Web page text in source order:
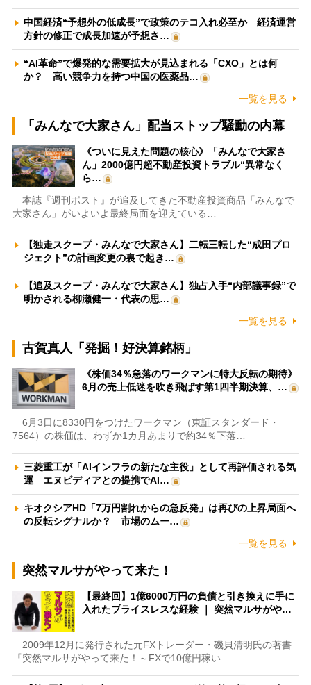
中国経済“予想外の低成長”で政策のテコ入れ必至か 経済運営
方針の修正で成長加速が予想さ…
“AI革命”で爆発的な需要拡大が見込まれる「CXO」とは何
か？ 高い競争力を持つ中国の医薬品…
一覧を見る
「みんなで大家さん」配当ストップ騒動の内幕
《ついに見えた問題の核心》「みんなで大家さ
ん」2000億円超不動産投資トラブル“異常なく
ら…
本誌『週刊ポスト』が追及してきた不動産投資商品「みんなで
大家さん」がいよいよ最終局面を迎えている…
【独走スクープ・みんなで大家さん】二転三転した“成田プロ
ジェクト”の計画変更の裏で起き…
【追及スクープ・みんなで大家さん】独占入手“内部議事録”で
明かされる柳瀬健一・代表の思…
一覧を見る
古賀真人「発掘！好決算銘柄」
《株価34％急落のワークマンに特大反転の期待》
6月の売上低迷を吹き飛ばす第1四半期決算、…
6月3日に8330円をつけたワークマン（東証スタンダード・
7564）の株価は、わずか1カ月あまりで約34％下落…
三菱重工が「AIインフラの新たな主役」として再評価される気
運 エヌビディアとの提携でAI…
キオクシアHD「7万円割れからの急反発」は再びの上昇局面へ
の反転シグナルか？ 市場のムー…
一覧を見る
突然マルサがやって来た！
【最終回】1億6000万円の負債と引き換えに手に
入れたプライスレスな経験 ｜ 突然マルサがや…
2009年12月に発行された元FXトレーダー・磯貝清明氏の著書
『突然マルサがやって来た！～FXで10億円稼い…